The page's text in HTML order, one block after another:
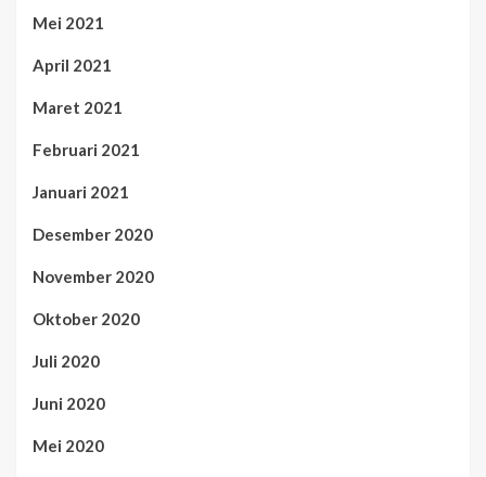
Mei 2021
April 2021
Maret 2021
Februari 2021
Januari 2021
Desember 2020
November 2020
Oktober 2020
Juli 2020
Juni 2020
Mei 2020